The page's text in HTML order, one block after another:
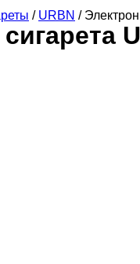
/ URBN /